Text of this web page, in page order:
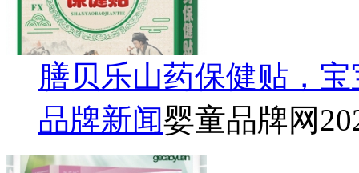
膳贝乐山药保健贴，
品牌新闻婴童品牌网